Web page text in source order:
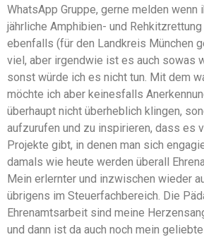
WhatsApp Gruppe, gerne melden wenn
jährliche Amphibien- und
ebenfalls (für den Landkreis München
viel, aber irgendwie ist es auch sowas
sonst würde ich es nicht tun. Mit dem
möchte ich aber keinesfalls
überhaupt nicht überheblich klingen,
aufzurufen und zu inspirieren, dass es
Projekte gibt, in denen man sich
damals wie heute werden überall
Mein erlernter und inzwischen wieder
übrigens im Steuerfachbereich. Die
Ehrenamtsarbeit sind meine
und dann ist da auch noch mein